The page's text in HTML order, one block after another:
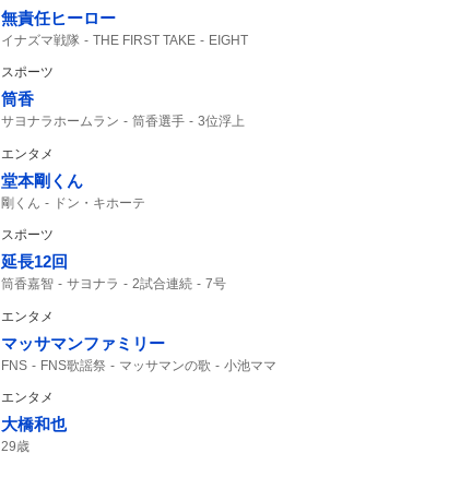
無責任ヒーロー
イナズマ戦隊 THE FIRST TAKE
EIGHT
させてもらいました
スポーツ
筒香
サヨナラホームラン 筒香選手
3位浮上
サヨナラ勝ち
47分
ハマスタ
初勝利
延長戦
エンタメ
堂本剛くん
剛くん ドン・キホーテ
スポーツ
延長12回
筒香嘉智 サヨナラ 2試合連続
7号
エンタメ
マッサマンファミリー
FNS FNS歌謡祭 マッサマンの歌
小池ママ
エンタメ
大橋和也
29歳